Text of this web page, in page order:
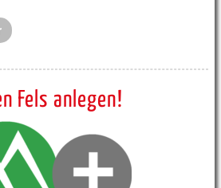
Fels anlegen!